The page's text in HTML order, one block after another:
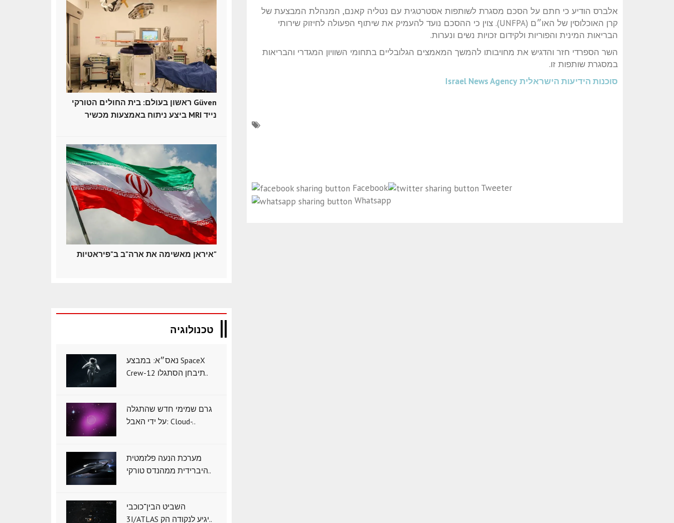
אלברס הודיע כי חתם על הסכם מסגרת לשותפות אסטרטגית עם נטליה קאנם, המנהלת המבצעת של
קרן האוכלוסין של האו״ם (UNFPA). צוין כי ההסכם נועד להעמיק את שיתוף הפעולה לחיזוק שירותי
הבריאות המינית והפוריות ולקידום זכויות נשים ונערות.
השר הספרדי חזר והדגיש את מחויבותו להמשך המאמצים הגלובליים בתחומי השוויון המגדרי והבריאות
במסגרת שותפות זו.
סוכנות הידיעות הישראלית Israel News Agency
Facebook
Tweeter
Whatsapp
ראשון בעולם: בית החולים הטורקי Güven
ביצע ניתוח באמצעות מכשיר MRI נייד
איראן מאשימה את ארה"ב ב"פיראטיות"
טכנולוגיה
נאס״א: במבצע SpaceX
Crew-12 תיבחן הסתגלו..
גרם שמימי חדש שהתגלה
על ידי האבל: Cloud-..
מערכת הנעה פלזמטית
היברידית ממהנדס טורקי..
השביט הבין־כוכבי
3I/ATLAS יגיע לנקודה הק..